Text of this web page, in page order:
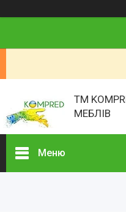
ТМ
МЕБЛІВ
Меню